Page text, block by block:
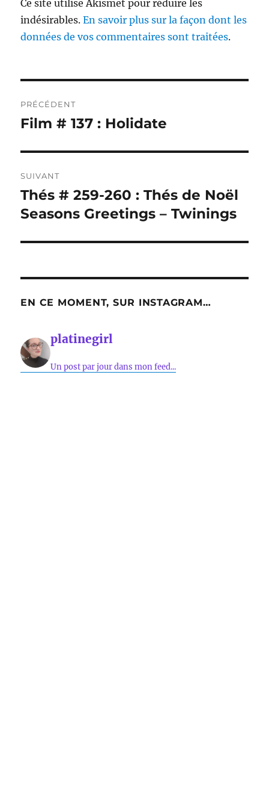
Ce site utilise Akismet pour réduire les
indésirables.En savoir plus sur la façon dont les
données de vos commentaires sont traitées.
de
PRÉCÉDENT
Publication
Film # 137 : Holidate
SUIVANT
Publication
suivante :
Thés # 259-260 : Thés de Noël
Seasons Greetings – Twinings
EN CE MOMENT, SUR INSTAGRAM…
platinegirl
Un post par jour dans mon feed...